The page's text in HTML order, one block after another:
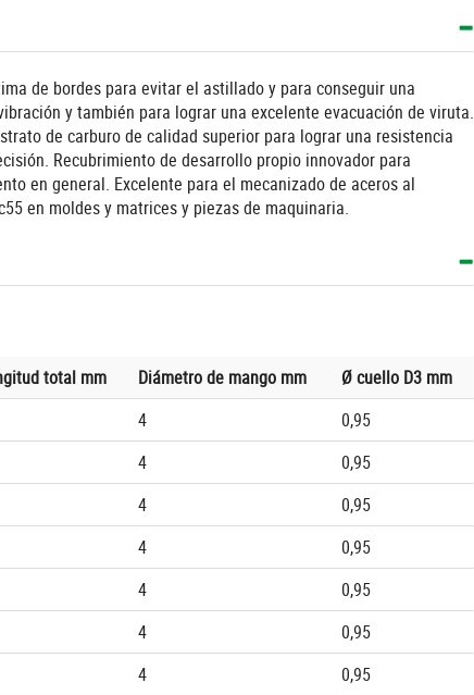
de bordes para evitar el astillado y para conseguir una
y también para lograr una excelente evacuación de viruta.
de carburo de calidad superior para lograr una resistencia
Recubrimiento de desarrollo propio innovador para
en general. Excelente para el mecanizado de aceros al
en moldes y matrices y piezas de maquinaria.
total mm Diámetro de mango mm
Ø cuello D3 mm
4
0,95
4
0,95
4
0,95
4
0,95
4
0,95
4
0,95
4
0,95